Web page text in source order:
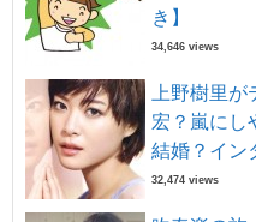
き】
34,646 views
上野樹里
宏？嵐にし
結婚？イン
32,474 views